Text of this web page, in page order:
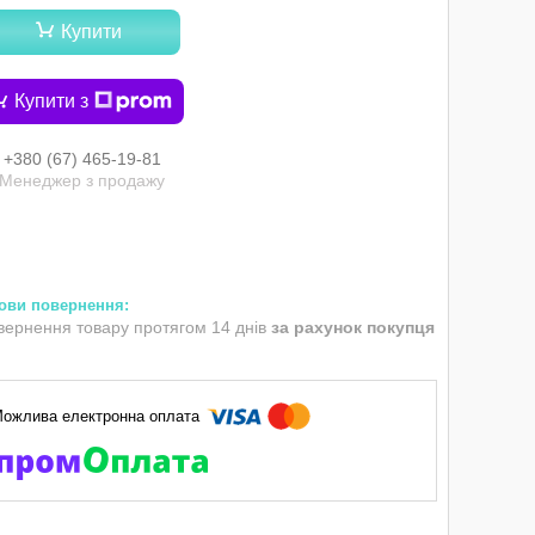
Купити
Купити з
+380 (67) 465-19-81
Менеджер з продажу
товару протягом 14 днів за рахунок покупця